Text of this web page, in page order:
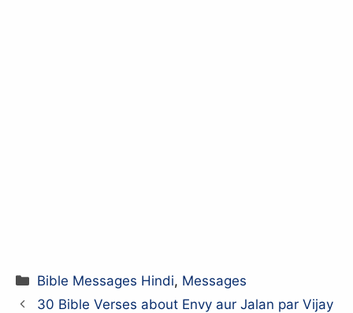
Categories
Bible Messages Hindi, Messages
30 Bible Verses about Envy aur Jalan par Vijay